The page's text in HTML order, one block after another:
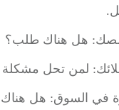
هل هناك طلب؟
لمن تحل مشكلة
السوق: هل هناك